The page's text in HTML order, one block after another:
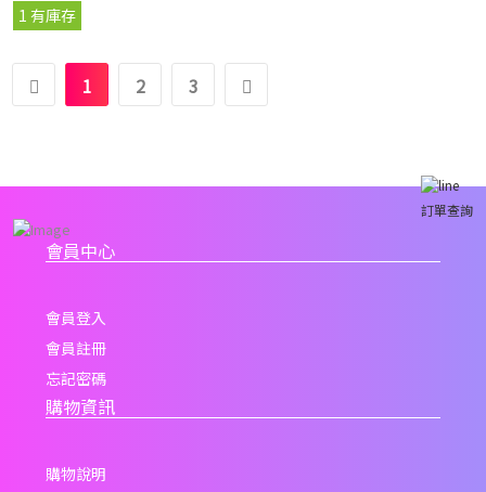
1 有庫存
1 2 3
會員中心
會員登入
會員註冊
忘記密碼
購物資訊
購物說明
訂單查詢